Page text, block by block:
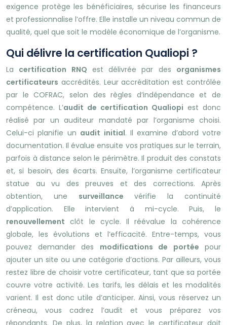
exigence protège les bénéficiaires, sécurise les financeurs
et professionnalise l’offre. Elle installe un niveau commun de
qualité, quel que soit le modèle économique de l’organisme.
Qui délivre la certification Qualiopi ?
La certification RNQ est délivrée par des organismes
certificateurs accrédités. Leur accréditation est contrôlée
par le COFRAC, selon des règles d’indépendance et de
compétence. L’audit de certification Qualiopi est donc
réalisé par un auditeur mandaté par l’organisme choisi.
Celui-ci planifie un audit initial. Il examine d’abord votre
documentation. Il évalue ensuite vos pratiques sur le terrain,
parfois à distance selon le périmètre. Il produit des constats
et, si besoin, des écarts. Ensuite, l’organisme certificateur
statue au vu des preuves et des corrections. Après
obtention, une surveillance vérifie la continuité
d’application. Elle intervient à mi-cycle. Puis, le
renouvellement clôt le cycle. Il réévalue la cohérence
globale, les évolutions et l’efficacité. Entre-temps, vous
pouvez demander des modifications de portée pour
ajouter un site ou une catégorie d’actions. Par ailleurs, vous
restez libre de choisir votre certificateur, tant que sa portée
couvre votre activité. Les tarifs, les délais et les modalités
varient. Il est donc utile d’anticiper. Ainsi, vous réservez un
créneau, vous cadrez l’audit et vous préparez vos